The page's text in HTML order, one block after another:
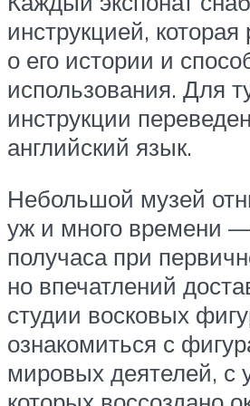
инструкцией, которая
о его истории и
использования. Для
инструкции
английский язык.
Небольшой музей
уж и много времени
получаса при
но впечатлений
студии восковых
ознакомиться с
мировых деятелей, с